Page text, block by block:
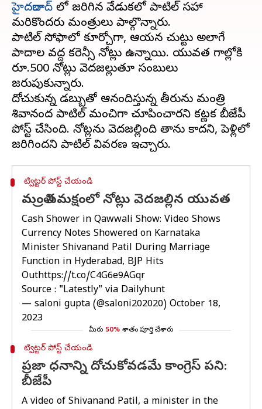
హైదరాబాద్ లో జరిగిన వేడుకలో పాటిల్ సహా
మరికొందరు మంత్రులు పాల్గొన్నారు.
పాటిల్ సోఫాలో కూర్చోగా, ఆయన చుట్టు అలాగే
పాదాల వద్ద కరెన్సీ నోట్లు ఉన్నాయి. యువత గాల్లోకి
రూ.500 నోట్లు వెదజల్లుతూ సంబురాలు
జరుపుకున్నారు.
దోచుకున్న డబ్బుతో ఆనందిస్తున్న తీరును మంత్రి
శివానంద పాటిల్ మంచిగా చూపించారని కర్ణాటక బీజేపీ
పోస్ట్ చేసింది. నోట్లను వెదజల్లింది తాను కాదని, పెళ్లిలో
ట్విట్టర్ పోస్ట్ చేయండి
మంత్రి సమక్షంలో నోట్లు వెదజల్లిన యువత
Cash Shower in Qawwali Show: Video Shows
Currency Notes Showered on Karnataka
Minister Shivanand Patil During Marriage
Function in Hyderabad, BJP Hits
Outhttps://t.co/C4G6e9AGqr
Source : "Latestly" via Dailyhunt
— saloni gupta (@saloni202020) October 18,
2023
మీరు 50% శాతం పూర్తి చేశారు
ట్విట్టర్ పోస్ట్ చేయండి
ప్రజా ధనాన్ని దోచుకోవడమే కాంగ్రెస్ పని:
బీజేపీ
A video of Shivanand Patil, a minister in the